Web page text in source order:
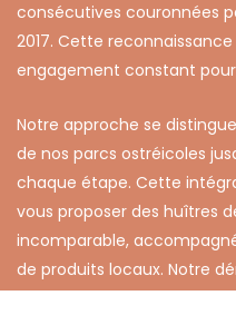
consécutives couronnées
2017. Cette
engagement constant
Notre approche se
de nos parcs ostréicoles
chaque étape. Cette
vous proposer des huîtres
incomparable,
de produits locaux. Notre
labellisée QualiThau,